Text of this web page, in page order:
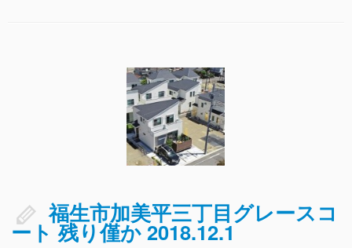
福生市加美平三丁目グレースコ
ート 残り僅か 2018.12.1